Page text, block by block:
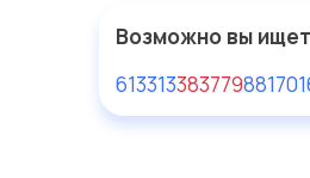
Возможно вы
613313383779